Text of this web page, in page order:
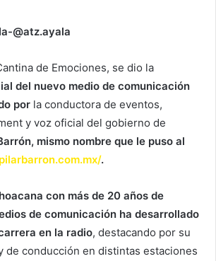
@atz.ayala
de Emociones, se dio la
del nuevo medio de comunicación
por la conductora de eventos,
y voz oficial del gobierno de
mismo nombre que le puso al
.
con más de 20 años de
de comunicación ha desarrollado
en la radio, destacando por su
de conducción en distintas estaciones